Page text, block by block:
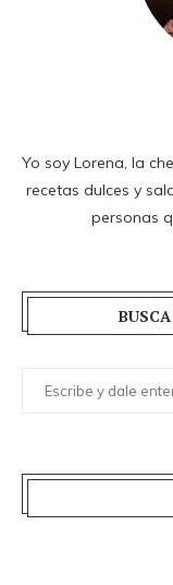
Yo soy Lorena, la
recetas dulces y
personas